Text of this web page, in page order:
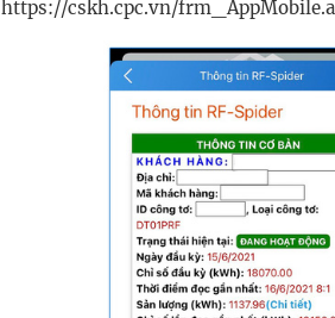
https://cskh.cpc.vn/